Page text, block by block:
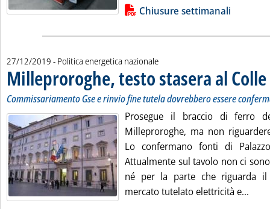
Lista allegati PDF alla notiziaChiusure settimanali
27/12/2019 - Politica energetica nazionale
Milleproroghe, testo stasera al Colle
Commissariamento Gse e rinvio fine tutela dovrebbero essere
Prosegue il braccio di ferro
Milleproroghe, ma non
Lo confermano fonti di
Attualmente sul tavolo non ci
né per la parte che riguarda
mercato tutelato elettricità e...